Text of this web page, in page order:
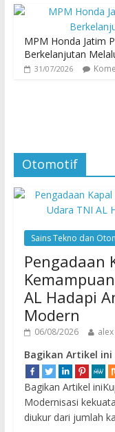
MPM Honda Jatim
Berkelanjutan
31/07/2026
Otomotif
Sains Tekno dan
Pengadaan
AL Hadapi
Modern
06/08/2026 alex
Bagikan Artikel ini
Bagikan Artikel
Modernisasi
diukur dari jumlah